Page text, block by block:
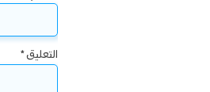
التعليق*